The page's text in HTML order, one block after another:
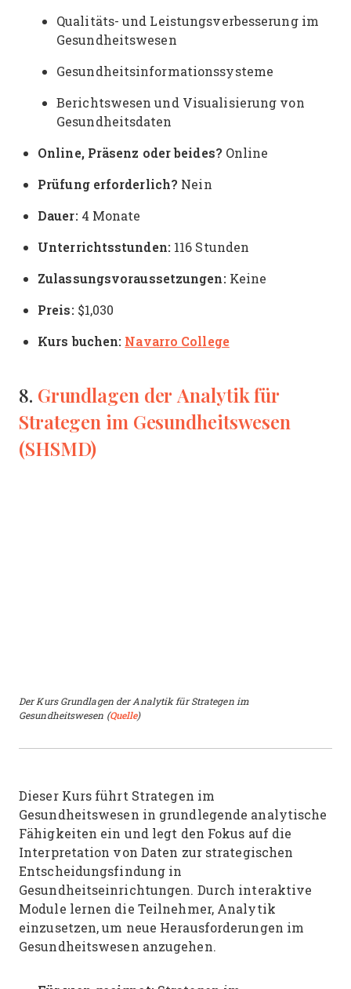
Qualitäts- und Leistungsverbesserung im
Gesundheitswesen
Gesundheitsinformationssysteme
Berichtswesen und Visualisierung von
Gesundheitsdaten
Online, Präsenz oder beides? Online
Prüfung erforderlich? Nein
Dauer:4 Monate
Unterrichtsstunden:116 Stunden
Zulassungsvoraussetzungen:Keine
Preis:$1,030
Kurs buchen: Navarro College
8. Grundlagen der Analytik für
Strategen im Gesundheitswesen
(SHSMD)
Der Kurs Grundlagen der Analytik für Strategen im
Gesundheitswesen (Quelle)
Dieser Kurs führt Strategen im
Gesundheitswesen in grundlegende analytische
Fähigkeiten ein und legt den Fokus auf die
Interpretation von Daten zur strategischen
Entscheidungsfindung in
Gesundheitseinrichtungen. Durch interaktive
Module lernen die Teilnehmer, Analytik
einzusetzen, um neue Herausforderungen im
Gesundheitswesen anzugehen.